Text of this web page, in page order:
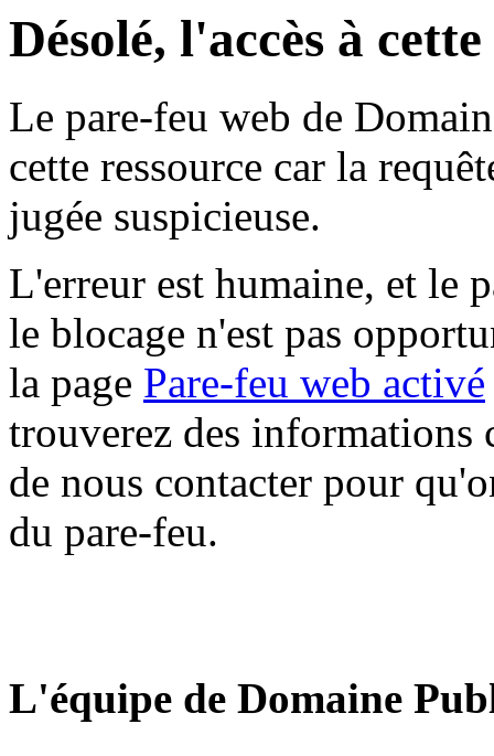
Désolé, l'accès à
Le pare-feu web de
cette ressource car la
jugée suspicieuse.
L'erreur est humaine, et le
le blocage n'est pas
la page Pare-feu web activé
trouverez des informations
de nous contacter pour
du pare-feu.
L'équipe de Domaine